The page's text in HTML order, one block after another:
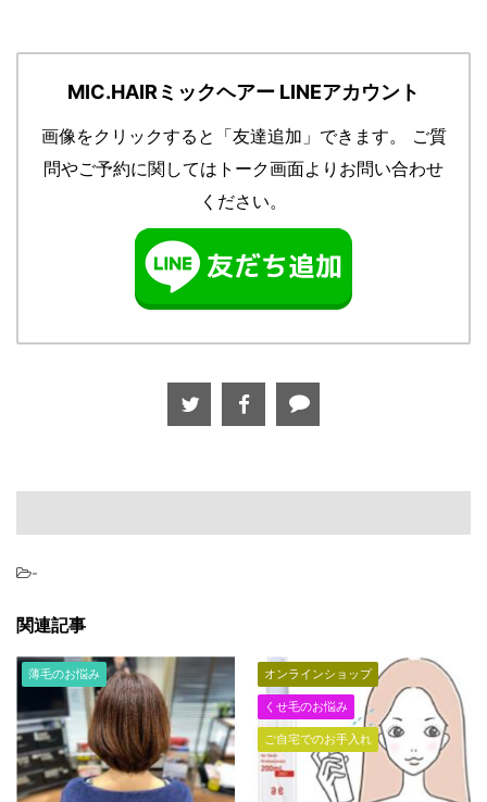
MIC.HAIRミックヘアー LINEアカウント
画像をクリックすると「友達追加」できます。
ご質
問やご予約に関してはトーク画面よりお問い合わせ
ください。
-
関連記事
薄毛のお悩み オンラインショップ
くせ毛のお悩み
ご自宅でのお手入れ